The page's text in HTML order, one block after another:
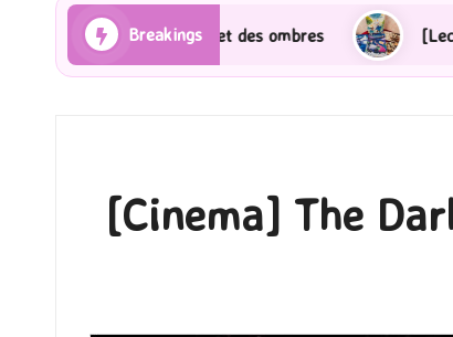
Breakings
et des ombres [Lecture] Gardiens des
[Cinema] The